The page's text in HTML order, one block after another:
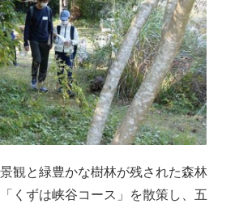
観と緑豊かな樹林が残された森林
くずは峡谷コース」を散策し、五